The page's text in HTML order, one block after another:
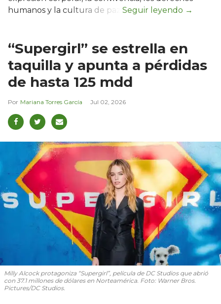
humanos y la cultura de paz.
“Supergirl” se estrella en
taquilla y apunta a pérdidas
de hasta 125 mdd
Mariana Torres García Jul 02, 2026
Milly Alcock protagoniza “Supergirl”, película de DC Studios que abrió
con 37.1 millones de dólares en Norteamérica. Foto: Warner Bros.
Pictures/DC Studios.